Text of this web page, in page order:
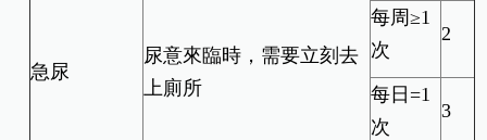
急尿
尿意來臨時，需要立刻去
上廁所
每周≥1
次
2
每日=1
次
3